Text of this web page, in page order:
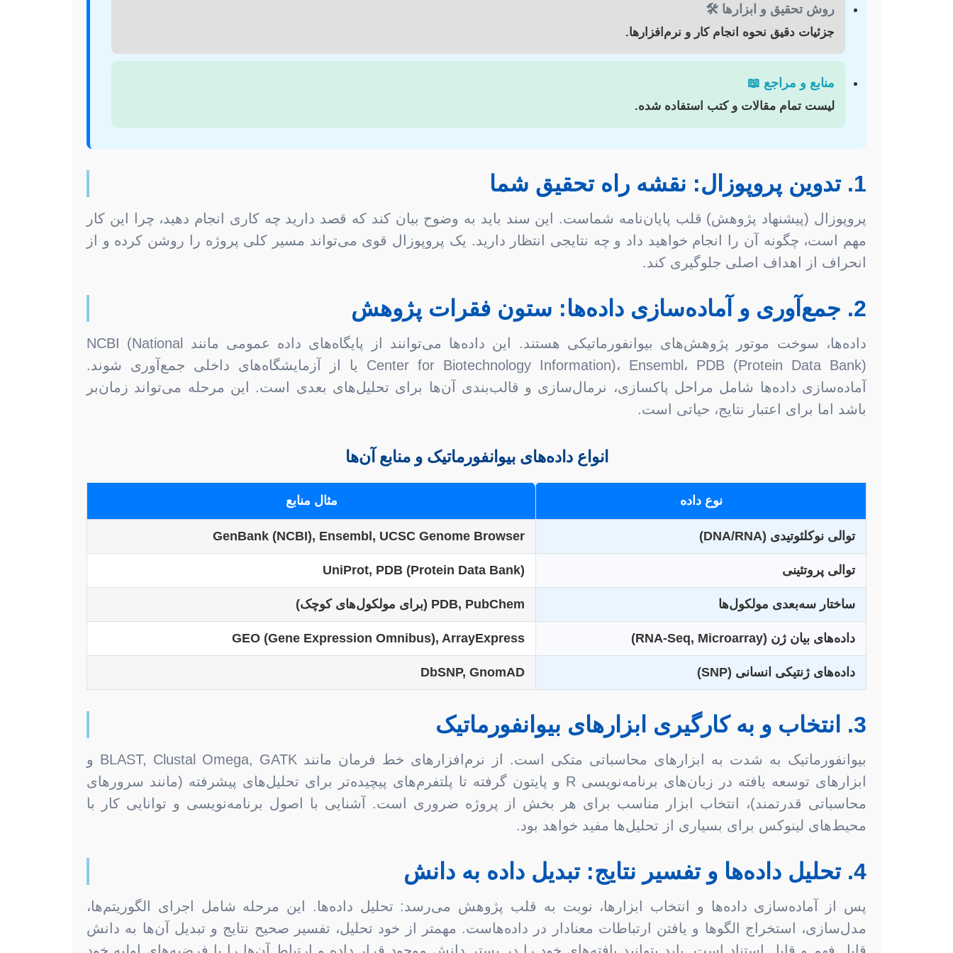
روش تحقیق و ابزارها 🛠️
جزئیات دقیق نحوه انجام کار و نرم‌افزارها.
منابع و مراجع 📖
لیست تمام مقالات و کتب استفاده شده.
1. تدوین پروپوزال: نقشه راه تحقیق شما
پروپوزال (پیشنهاد پژوهش) قلب پایان‌نامه شماست. این سند باید به وضوح بیان کند که قصد دارید چه کاری انجام دهید، چرا این کار
مهم است، چگونه آن را انجام خواهید داد و چه نتایجی انتظار دارید. یک پروپوزال قوی می‌تواند مسیر کلی پروژه را روشن کرده و از
انحراف از اهداف اصلی جلوگیری کند.
2. جمع‌آوری و آماده‌سازی داده‌ها: ستون فقرات پژوهش
داده‌ها، سوخت موتور پژوهش‌های بیوانفورماتیکی هستند. این داده‌ها می‌توانند از پایگاه‌های داده عمومی مانند NCBI (National
Center for Biotechnology Information)، Ensembl، PDB (Protein Data Bank) یا از آزمایشگاه‌های داخلی جمع‌آوری شوند.
آماده‌سازی داده‌ها شامل مراحل پاکسازی، نرمال‌سازی و قالب‌بندی آن‌ها برای تحلیل‌های بعدی است. این مرحله می‌تواند زمان‌بر
باشد اما برای اعتبار نتایج، حیاتی است.
انواع داده‌های بیوانفورماتیک و منابع آن‌ها
نوع داده مثال منابع
توالی نوکلئوتیدی (DNA/RNA) GenBank (NCBI), Ensembl, UCSC Genome Browser
توالی پروتئینی UniProt, PDB (Protein Data Bank)
ساختار سه‌بعدی مولکول‌ها PDB, PubChem (برای مولکول‌های کوچک)
داده‌های بیان ژن (RNA-Seq, Microarray) GEO (Gene Expression Omnibus), ArrayExpress
داده‌های ژنتیکی انسانی (SNP) DbSNP, GnomAD
3. انتخاب و به کارگیری ابزارهای بیوانفورماتیک
بیوانفورماتیک به شدت به ابزارهای محاسباتی متکی است. از نرم‌افزارهای خط فرمان مانند BLAST, Clustal Omega, GATK و
ابزارهای توسعه یافته در زبان‌های برنامه‌نویسی R و پایتون گرفته تا پلتفرم‌های پیچیده‌تر برای تحلیل‌های پیشرفته (مانند سرورهای
محاسباتی قدرتمند)، انتخاب ابزار مناسب برای هر بخش از پروژه ضروری است. آشنایی با اصول برنامه‌نویسی و توانایی کار با
محیط‌های لینوکس برای بسیاری از تحلیل‌ها مفید خواهد بود.
4. تحلیل داده‌ها و تفسیر نتایج: تبدیل داده به دانش
پس از آماده‌سازی داده‌ها و انتخاب ابزارها، نوبت به قلب پژوهش می‌رسد: تحلیل داده‌ها. این مرحله شامل اجرای الگوریتم‌ها،
مدل‌سازی، استخراج الگوها و یافتن ارتباطات معنا‌دار در داده‌هاست. مهمتر از خود تحلیل، تفسیر صحیح نتایج و تبدیل آن‌ها به دانش